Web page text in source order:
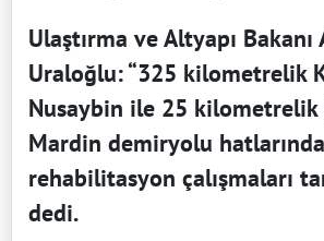
Ulaştırma ve Altyapı
Uraloğlu: “325 kilometrelik
Nusaybin ile 25
Mardin demiryolu
rehabilitasyon çalışmaları
dedi.